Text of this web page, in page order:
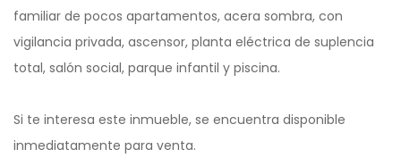
familiar de pocos apartamentos, acera sombra, con
vigilancia privada, ascensor, planta eléctrica de suplencia
total, salón social, parque infantil y piscina.
Si te interesa este inmueble, se encuentra disponible
inmediatamente para venta.